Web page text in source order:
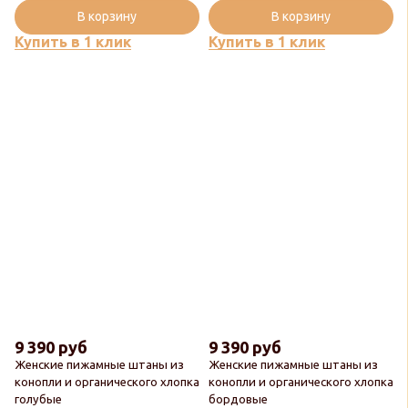
Купить в 1 клик
В корзину
Купить в 1 клик
В корзину
Женские пижамные штаны из
конопли и органического хлопка
голубые
9 390 руб
Женские пижамные штаны из
конопли и органического хлопка
бордовые
9 390 руб